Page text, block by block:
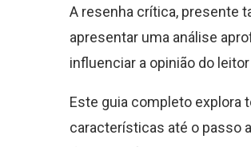
A resenha crítica, presente
apresentar uma análise
influenciar a opinião do
Este guia completo explora
características até o passo